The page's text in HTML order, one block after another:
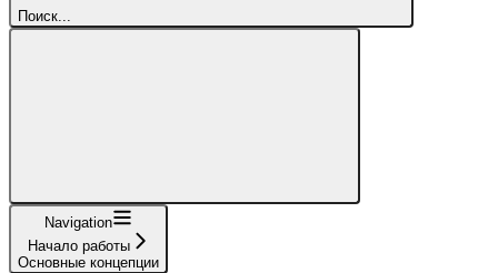
Поиск...
Navigation
Начало работы
Основные концепции